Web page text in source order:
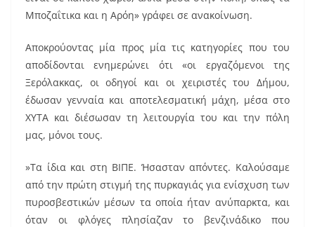
Μποζαΐτικα και η Αρόη» γράφει σε ανακοίνωση.
Αποκρούοντας μία προς μία τις κατηγορίες που του
αποδίδονται ενημερώνει ότι «οι εργαζόμενοι της
Ξερόλακκας, οι οδηγοί και οι χειριστές του Δήμου,
έδωσαν γενναία και αποτελεσματική μάχη, μέσα στο
ΧΥΤΑ και διέσωσαν τη λειτουργία του και την πόλη
μας, μόνοι τους.
»Τα ίδια και στη ΒΙΠΕ. Ήσασταν απόντες. Καλούσαμε
από την πρώτη στιγμή της πυρκαγιάς για ενίσχυση των
πυροσβεστικών μέσων τα οποία ήταν ανύπαρκτα, και
όταν οι φλόγες πλησίαζαν το βενζινάδικο που